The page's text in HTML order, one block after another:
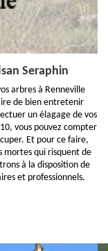
Seraphin
arbres à Renneville
de bien entretenir
un élagage de vos
vous pouvez compter
Et pour ce faire,
mortes qui risquent de
à la disposition de
et professionnels.